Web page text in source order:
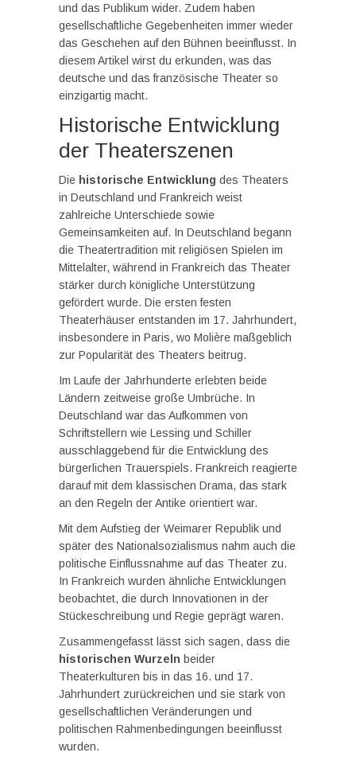
und das Publikum wider. Zudem haben
gesellschaftliche Gegebenheiten immer wieder
das Geschehen auf den Bühnen beeinflusst. In
diesem Artikel wirst du erkunden, was das
deutsche und das französische Theater so
einzigartig macht.
Historische Entwicklung
der Theaterszenen
Die historische Entwicklung des Theaters
in Deutschland und Frankreich weist
zahlreiche Unterschiede sowie
Gemeinsamkeiten auf. In Deutschland begann
die Theatertradition mit religiösen Spielen im
Mittelalter, während in Frankreich das Theater
stärker durch königliche Unterstützung
gefördert wurde. Die ersten festen
Theaterhäuser entstanden im 17. Jahrhundert,
insbesondere in Paris, wo Molière maßgeblich
zur Popularität des Theaters beitrug.
Im Laufe der Jahrhunderte erlebten beide
Ländern zeitweise große Umbrüche. In
Deutschland war das Aufkommen von
Schriftstellern wie Lessing und Schiller
ausschlaggebend für die Entwicklung des
bürgerlichen Trauerspiels. Frankreich reagierte
darauf mit dem klassischen Drama, das stark
an den Regeln der Antike orientiert war.
Mit dem Aufstieg der Weimarer Republik und
später des Nationalsozialismus nahm auch die
politische Einflussnahme auf das Theater zu.
In Frankreich wurden ähnliche Entwicklungen
beobachtet, die durch Innovationen in der
Stückeschreibung und Regie geprägt waren.
Zusammengefasst lässt sich sagen, dass die
historischen Wurzeln beider
Theaterkulturen bis in das 16. und 17.
Jahrhundert zurückreichen und sie stark von
gesellschaftlichen Veränderungen und
politischen Rahmenbedingungen beeinflusst
wurden.